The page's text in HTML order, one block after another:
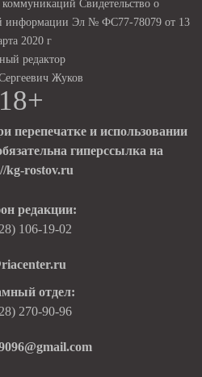
Свидетельство о
информации Эл № ФС77-78079 от 13
2020 г
редактор
Жуков
18+
и использовании
гиперссылка на
kg-rostov.ru
редакции:
106-19-02
отдел:
270-90-96